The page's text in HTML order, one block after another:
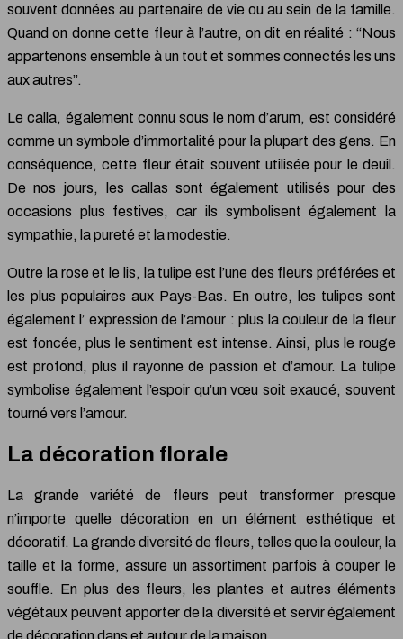
souvent données au partenaire de vie ou au sein de la famille.
Quand on donne cette fleur à l’autre, on dit en réalité : “Nous
appartenons ensemble à un tout et sommes connectés les uns
aux autres”.
Le calla, également connu sous le nom d’arum, est considéré
comme un symbole d’immortalité pour la plupart des gens. En
conséquence, cette fleur était souvent utilisée pour le deuil.
De nos jours, les callas sont également utilisés pour des
occasions plus festives, car ils symbolisent également la
sympathie, la pureté et la modestie.
Outre la rose et le lis, la tulipe est l’une des fleurs préférées et
les plus populaires aux Pays-Bas. En outre, les tulipes sont
également l’ expression de l’amour : plus la couleur de la fleur
est foncée, plus le sentiment est intense. Ainsi, plus le rouge
est profond, plus il rayonne de passion et d’amour. La tulipe
symbolise également l’espoir qu’un vœu soit exaucé, souvent
tourné vers l’amour.
La décoration florale
La grande variété de fleurs peut transformer presque
n’importe quelle décoration en un élément esthétique et
décoratif. La grande diversité de fleurs, telles que la couleur, la
taille et la forme, assure un assortiment parfois à couper le
souffle. En plus des fleurs, les plantes et autres éléments
végétaux peuvent apporter de la diversité et servir également